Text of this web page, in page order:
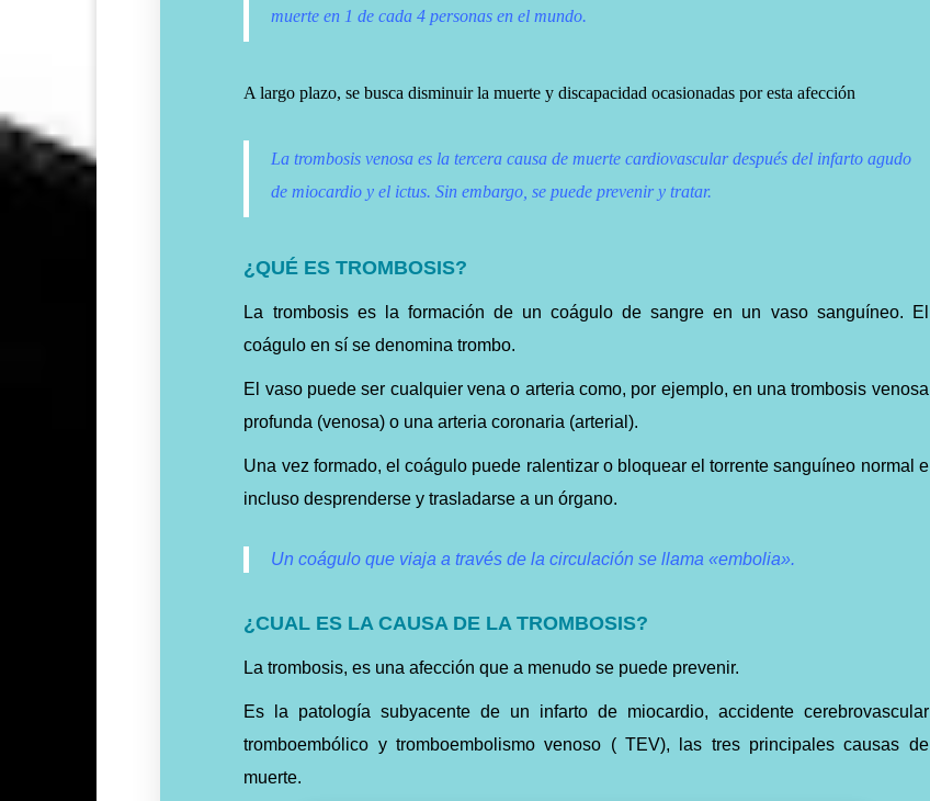
muerte en 1 de cada 4 personas en el mundo.
A largo plazo, se busca disminuir la muerte y discapacidad ocasionadas por esta afección
La trombosis venosa es la tercera causa de muerte cardiovascular después del infarto agudo
de miocardio y el ictus. Sin embargo, se puede prevenir y tratar.
¿QUÉ ES TROMBOSIS?
La trombosis es la formación de un coágulo de sangre en un vaso sanguíneo. El
coágulo en sí se denomina trombo.
El vaso puede ser cualquier vena o arteria como, por ejemplo, en una trombosis venosa
profunda (venosa) o una arteria coronaria (arterial).
Una vez formado, el coágulo puede ralentizar o bloquear el torrente sanguíneo normal e
incluso desprenderse y trasladarse a un órgano.
Un coágulo que viaja a través de la circulación se llama «embolia».
¿CUAL ES LA CAUSA DE LA TROMBOSIS?
La trombosis, es una afección que a menudo se puede prevenir.
Es la patología subyacente de un infarto de miocardio, accidente cerebrovascular
tromboembólico y tromboembolismo venoso ( TEV), las tres principales causas de
muerte.